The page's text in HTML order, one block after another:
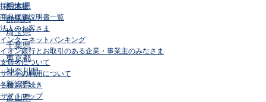
栃木県
群馬県
埼玉県
千葉県
東京都
神奈川県
新潟県
富山県
採用情報
商品概要説明書一覧
法人のお客さま
インターネットバンキング
イオン銀行とお取引のある企業・事業主のみなさま
支店名について
サイトの利用について
各種お手続き
サイトマップ